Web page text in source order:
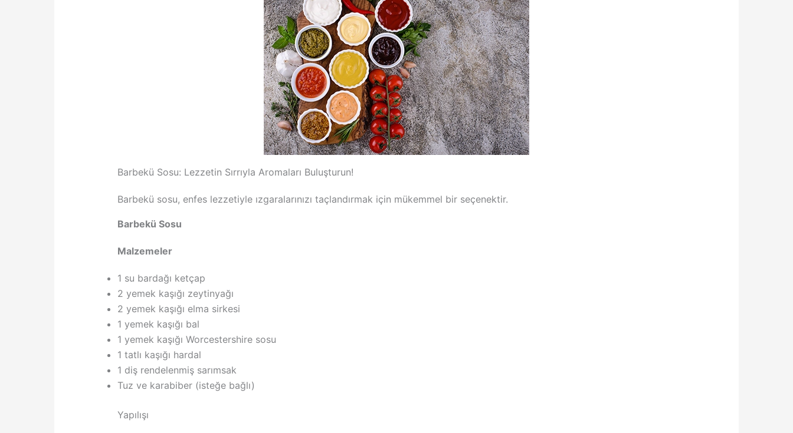
Barbekü Sosu: Lezzetin Sırrıyla Aromaları Buluşturun!
Barbekü sosu, enfes lezzetiyle ızgaralarınızı taçlandırmak için mükemmel bir seçenektir.
Barbekü Sosu
Malzemeler
1 su bardağı ketçap
2 yemek kaşığı zeytinyağı
2 yemek kaşığı elma sirkesi
1 yemek kaşığı bal
1 yemek kaşığı Worcestershire sosu
1 tatlı kaşığı hardal
1 diş rendelenmiş sarımsak
Tuz ve karabiber (isteğe bağlı)
Yapılışı